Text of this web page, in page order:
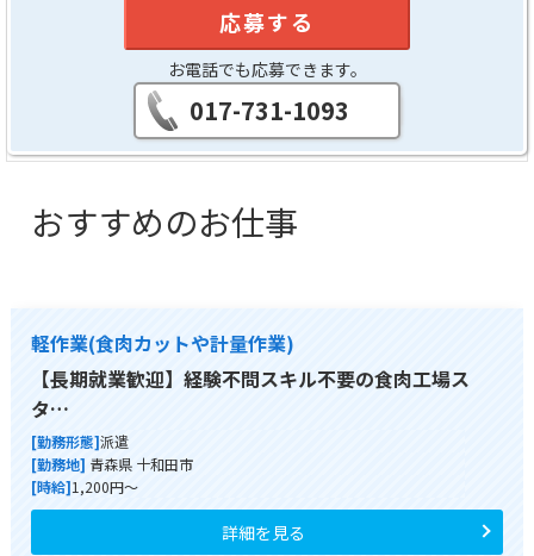
応募する
お電話でも応募できます。
017-731-1093
おすすめのお仕事
軽作業(食肉カットや計量作業)
【長期就業歓迎】経験不問スキル不要の食肉工場ス
タ…
[勤務形態]派遣
[勤務地] 青森県 十和田市
[時給]1,200円～
詳細を見る